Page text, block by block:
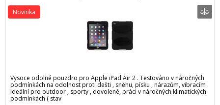
Vysoce odolné pouzdro pro Apple iPad Air 2 . Testováno v náročných
podmínkách na odolnost proti dešti , sněhu, písku , nárazům, vibracím .
Ideální pro outdoor , sporty , dovolené, práci v náročných klimatických
podmínkách ( stav
Novinka